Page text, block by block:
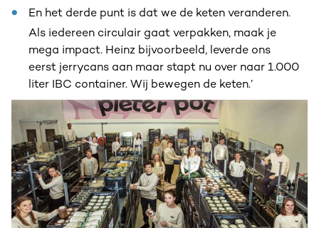
En het derde punt is dat we de keten veranderen.
Als iedereen circulair gaat verpakken, maak je
mega impact. Heinz bijvoorbeeld, leverde ons
eerst jerrycans aan maar stapt nu over naar 1.000
liter IBC container. Wij bewegen de keten.’